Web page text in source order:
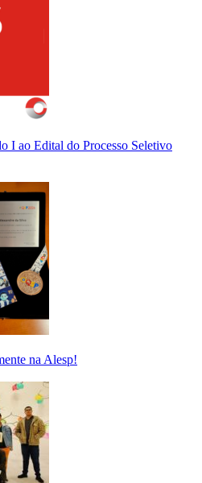
I ao Edital do Processo Seletivo
na Alesp!